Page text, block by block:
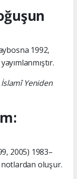
1992,
Yeniden
2005) 1983–
notlardan oluşur.